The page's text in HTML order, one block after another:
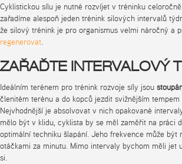
Cyklistickou sílu je nutné rozvíjet v tréninku
zařadíme alespoň jeden trénink silových intervalů
že silový trénink je pro organismus velmi náročný a
regenerovat.
ZAŘAĎTE INTERVALOVÝ
Ideálním terénem pro trénink rozvoje síly jsou
členitém terénu a do kopců jezdit svižnějším
Nejvhodnější je absolvovat v nich opakované
mělo být v klidu, cyklista by se měl zaměřit na práci
optimální techniku šlapání. Jeho frekvence může být
otáčkami za minutu. Mimo intervaly bychom měli jet
si.